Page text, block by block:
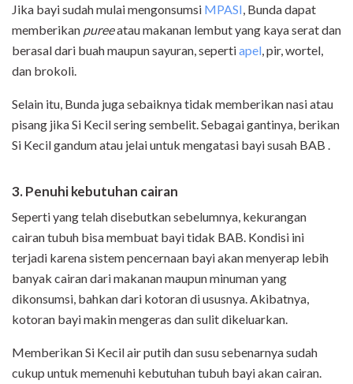
Jika bayi sudah mulai mengonsumsi MPASI , Bunda dapat
memberikan pureeatau makanan lembutyang kaya serat dan
berasal dari buah maupun sayuran, sepertiapel , pir, wortel,
dan brokoli.
Selain itu, Bunda juga sebaiknya tidak memberikan nasi atau
pisang jika Si Kecil sering sembelit. Sebagai gantinya, berikan
Si Kecil gandum atau jelai untuk mengatasi bayi susah BAB .
3. Penuhi kebutuhan cairan
Seperti yang telah disebutkan sebelumnya, kekurangan
cairan tubuh bisa membuat bayi tidak BAB. Kondisi ini
terjadi karena sistem pencernaan bayi akan menyerap lebih
banyak cairan dari makanan maupun minuman yang
dikonsumsi, bahkan dari kotoran di ususnya. Akibatnya,
kotoran bayi makin mengeras dan sulit dikeluarkan.
Memberikan Si Kecil air putih dan susu sebenarnya sudah
cukup untuk memenuhi kebutuhan tubuh bayi akan cairan.